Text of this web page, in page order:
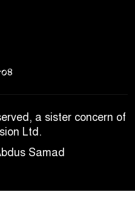
a sister concern of
Ltd.
Samad